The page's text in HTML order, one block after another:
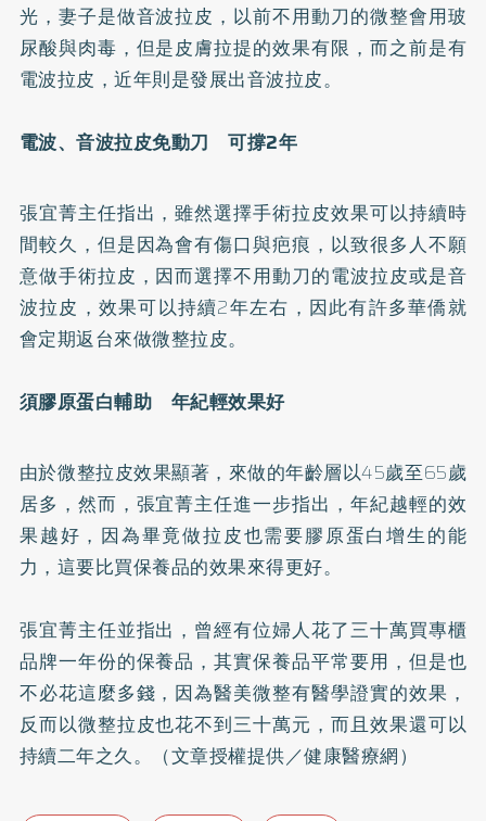
光，妻子是做音波拉皮，以前不用動刀的微整會用玻
尿酸與肉毒，但是皮膚拉提的效果有限，而之前是有
電波拉皮，近年則是發展出音波拉皮。
電波、音波拉皮免動刀 可撐2年
張宜菁主任指出，雖然選擇手術拉皮效果可以持續時
間較久，但是因為會有傷口與疤痕，以致很多人不願
意做手術拉皮，因而選擇不用動刀的電波拉皮或是音
波拉皮，效果可以持續2年左右，因此有許多華僑就
會定期返台來做微整拉皮。
須膠原蛋白輔助 年紀輕效果好
由於微整拉皮效果顯著，來做的年齡層以45歲至65歲
居多，然而，張宜菁主任進一步指出，年紀越輕的效
果越好，因為畢竟做拉皮也需要膠原蛋白增生的能
力，這要比買保養品的效果來得更好。
張宜菁主任並指出，曾經有位婦人花了三十萬買專櫃
品牌一年份的保養品，其實保養品平常要用，但是也
不必花這麼多錢，因為醫美微整有醫學證實的效果，
反而以微整拉皮也花不到三十萬元，而且效果還可以
持續二年之久。（文章授權提供／健康醫療網）